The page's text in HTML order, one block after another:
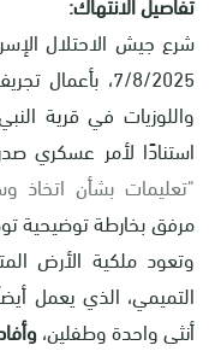
شرع جيش الاحتلال
7/8/2025،
واللوزيات في قرية
استنادًا لأمر عسكري صدر
"تعليمات بشأن اتخاذ وسائل أمنية
مرفق بخارطة توضيحية
وتعود ملكية الأرض
أنثى واحدة وطفلين،